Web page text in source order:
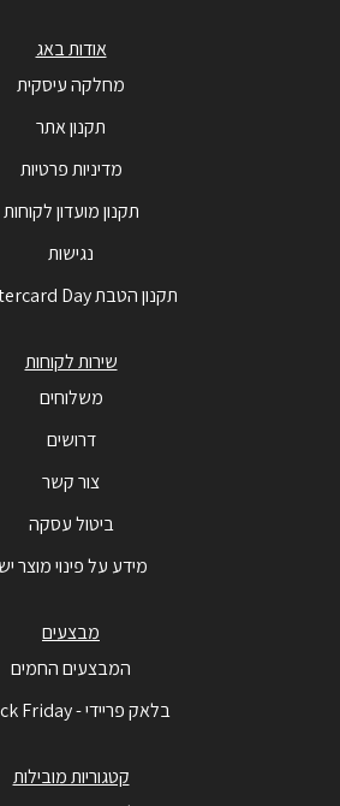
אודות באג
מחלקה עיסקית
תקנון אתר
מדיניות פרטיות
תקנון מועדון לקוחות
נגישות
תקנון הטבת Mastercard Day
שירות לקוחות
משלוחים
דרושים
צור קשר
ביטול עסקה
מידע על פינוי מוצר
מבצעים
המבצעים החמים
בלאק פריידי - Black Friday
קטגוריות מובילות